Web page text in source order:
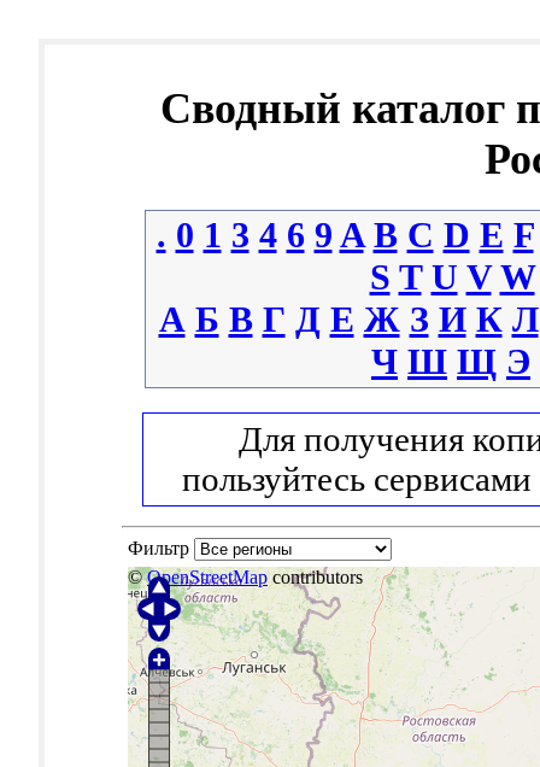
Сводный каталог
. 0 1 3 4 6 9 A B C D E F
S T U V W
А Б В Г Д Е Ж З И К Л
Ч Ш Щ Э
Для получения
пользуйтесь сервисами
Фильтр
©OpenStreetMapcontributors